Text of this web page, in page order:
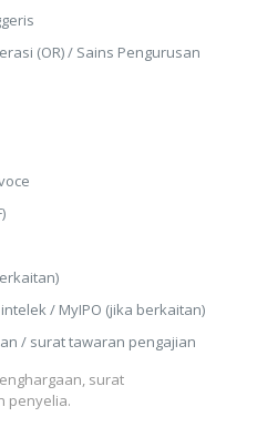
(OR) / Sains Pengurusan
/ MyIPO (jika berkaitan)
/ surat tawaran pengajian
surat
penyelia.